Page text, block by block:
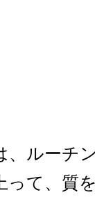
、ルーチ
て、質